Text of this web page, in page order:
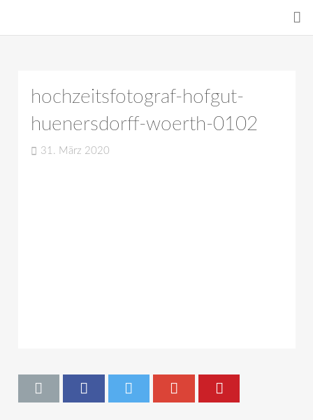
hochzeitsfotograf-hofgut-
huenersdorff-woerth-0102
31. März 2020